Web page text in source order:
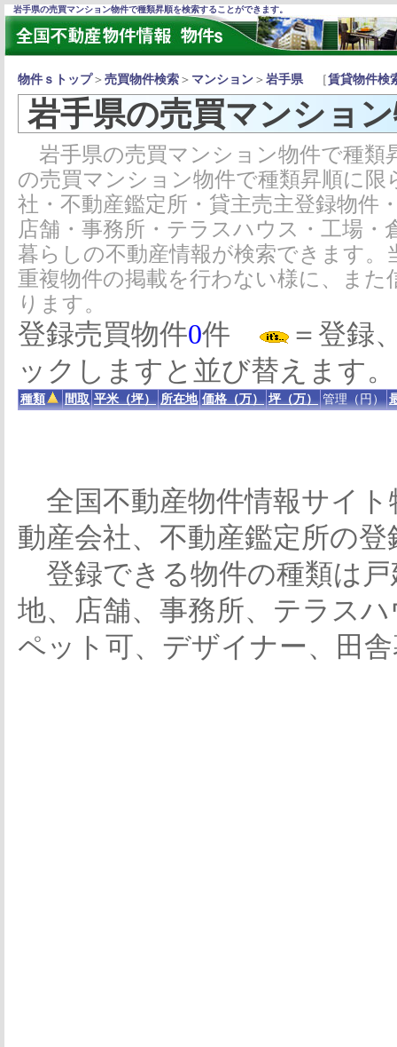
岩手県の売買マンション物件で種類昇順を検索することができます。
物件ｓトップ＞ 売買物件検索 ＞ マンション ＞ 岩手県［賃貸物件検
岩手県の売買マンショ
岩手県の売買マンション物件で種類
の売買マンション物件で種類昇順に
社・不動産鑑定所・貸主売主登録物件
店舗・事務所・テラスハウス・工場
暮らしの不動産情報が検索できます
重複物件の掲載を行わない様に、ま
ります。
登録売買物件0件
＝登録
ックしますと並び替えます。
種類 間取 平米（坪） 所在地 価格（万） 坪（万） 管理（円）
全国不動産物件情報サイト
動産会社、不動産鑑定所の
登録できる物件の種類は
地、店舗、事務所、テラス
ペット可、デザイナー、田